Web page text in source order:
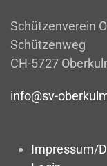
Schützenverein
Schützenweg
CH-5727
info@sv-
Impressum/